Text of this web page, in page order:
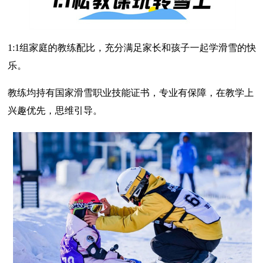
1:1组家庭的教练配比，充分满足家长和孩子一起学滑雪的快
乐。
教练均持有国家滑雪职业技能证书，专业有保障，在教学上
兴趣优先，思维引导。